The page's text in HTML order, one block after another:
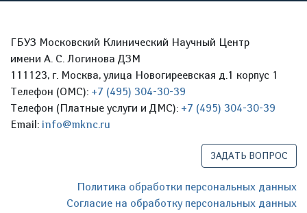
ГБУЗ Московский Клинический Научный Центр
имени А. С. Логинова ДЗМ
111123, г. Москва, улица Новогиреевская д.1 корпус 1
Телефон (ОМС): +7 (495) 304-30-39
Телефон (Платные услуги и ДМС): +7 (495) 304-30-39
Email: info@mknc.ru
ЗАДАТЬ ВОПРОС
Политика обработки персональных данных
Согласие на обработку персональных данных